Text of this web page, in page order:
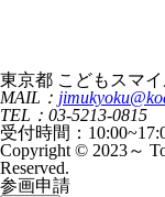
東京都 こどもスマ
MAIL：
TEL：03-5213-0815
受付時間：
Copyright © 2023～
Reserved.
参画申請